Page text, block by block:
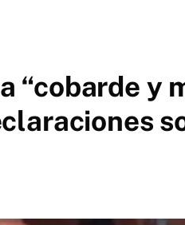
“cobarde y